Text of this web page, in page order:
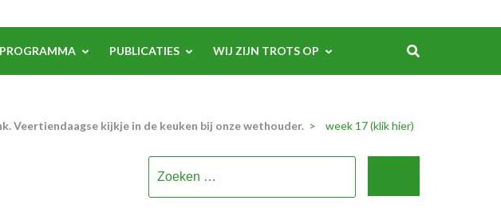
PROGRAMMA PUBLICATIES WIJ ZIJN TROTS OP
Veertiendaagse kijkje in de keuken bij onze wethouder. > week 17 (klik hier)